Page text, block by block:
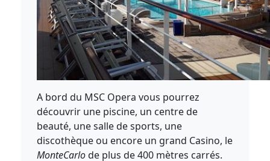
A bord du MSC Opera vous pourrez
découvrir une piscine, un centre de
beauté, une salle de sports, une
discothèque ou encore un grand Casino, le
MonteCarlode plus de 400 mètres carrés.